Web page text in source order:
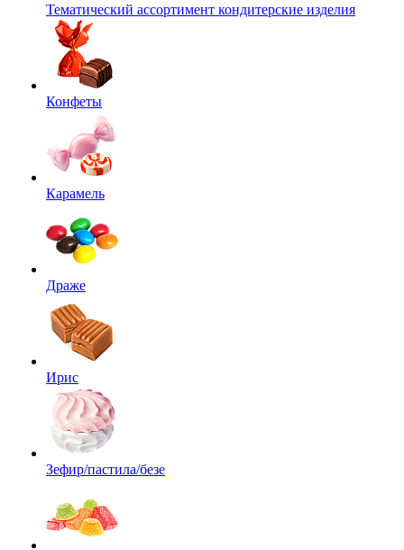
Тематический ассортимент кондитерские изделия
Конфеты
Карамель
Драже
Ирис
Зефир/пастила/безе